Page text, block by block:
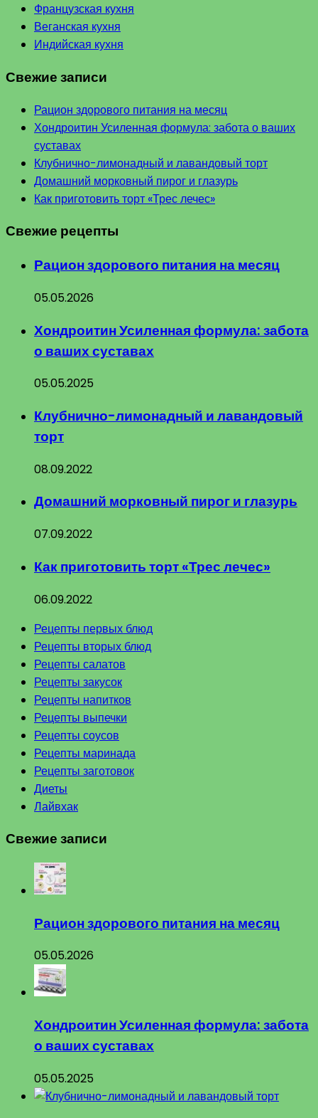
Французская кухня
Веганская кухня
Индийская кухня
Свежие записи
Рацион здорового питания на месяц
Хондроитин Усиленная формула: забота о ваших
суставах
Клубнично-лимонадный и лавандовый торт
Домашний морковный пирог и глазурь
Как приготовить торт «Трес лечес»
Свежие рецепты
Рацион здорового питания на месяц
05.05.2026
Хондроитин Усиленная формула: забота
о ваших суставах
05.05.2025
Клубнично-лимонадный и лавандовый
торт
08.09.2022
Домашний морковный пирог и глазурь
07.09.2022
Как приготовить торт «Трес лечес»
06.09.2022
Рецепты первых блюд
Рецепты вторых блюд
Рецепты салатов
Рецепты закусок
Рецепты напитков
Рецепты выпечки
Рецепты соусов
Рецепты маринада
Рецепты заготовок
Диеты
Лайвхак
Свежие записи
Рацион здорового питания на месяц
05.05.2026
Хондроитин Усиленная формула: забота
о ваших суставах
05.05.2025